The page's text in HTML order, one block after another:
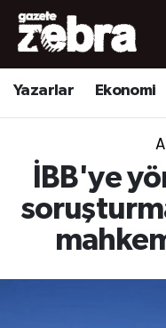
Yazarlar Ekonomi
İBB'ye
Yazarlar
Ekonomi
Yerel
Spor
Nöbetçi
Hava Durumu
Süper Lig
Tüm Manşetler